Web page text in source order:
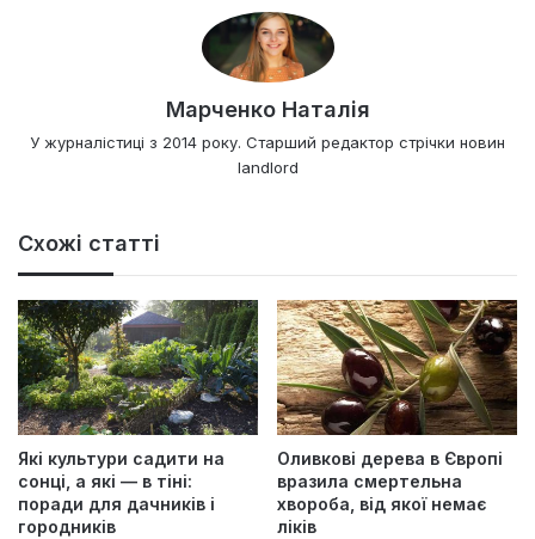
Марченко Наталія
У журналістиці з 2014 року. Старший редактор стрічки новин
landlord
Схожі статті
Які культури садити на
сонці, а які — в тіні:
поради для дачників і
городників
Оливкові дерева в Європі
вразила смертельна
хвороба, від якої немає
ліків